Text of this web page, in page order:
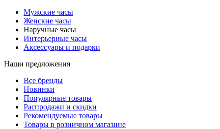
Мужские часы
Женские часы
Наручные часы
Интерьерные часы
Аксессуары и подарки
Наши предложения
Все бренды
Новинки
Популярные товары
Распродажи и скидки
Рекомендуемые товары
Товары в розничном магазине